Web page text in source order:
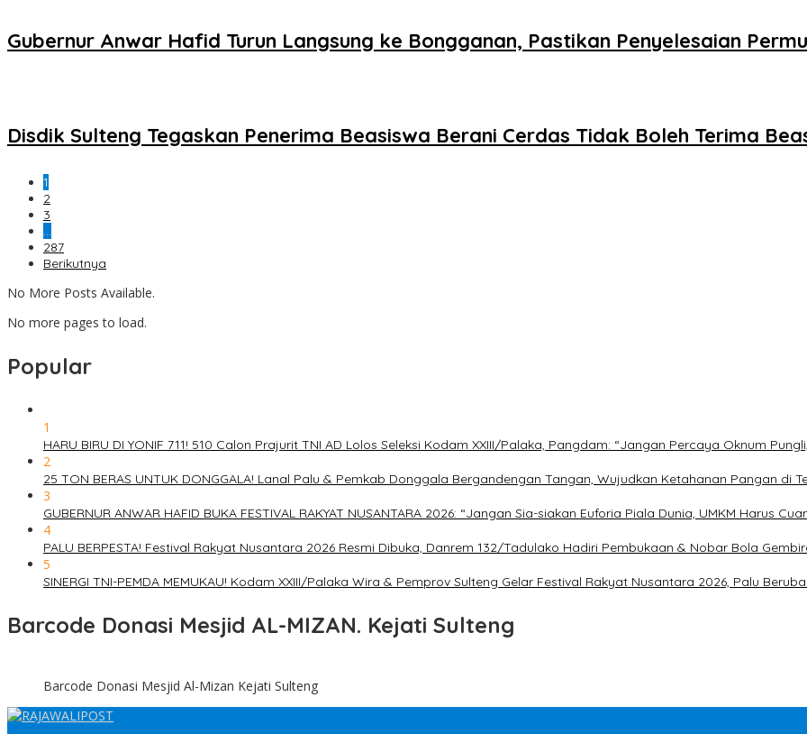
Gubernur Anwar Hafid Turun Langsung ke Bongganan, Pastikan Penyelesaian
Disdik Sulteng Tegaskan Penerima Beasiswa Berani Cerdas Tidak Boleh Terima
1
2
3
…
287
Berikutnya
No More Posts Available.
No more pages to load.
Popular
1
HARU BIRU DI YONIF 711! 510 Calon Prajurit TNI AD Lolos Seleksi Kodam XXIII/Palaka, Pangdam: “Jangan Percaya Oknum Pungli,
2
25 TON BERAS UNTUK DONGGALA! Lanal Palu & Pemkab Donggala Bergandengan Tangan, Wujudkan Ketahanan Pangan di
3
GUBERNUR ANWAR HAFID BUKA FESTIVAL RAKYAT NUSANTARA 2026: “Jangan Sia-siakan Euforia Piala Dunia, UMKM Harus
4
PALU BERPESTA! Festival Rakyat Nusantara 2026 Resmi Dibuka, Danrem 132/Tadulako Hadiri Pembukaan & Nobar Bola
5
SINERGI TNI-PEMDA MEMUKAU! Kodam XXIII/Palaka Wira & Pemprov Sulteng Gelar Festival Rakyat Nusantara 2026, Palu
Barcode Donasi Mesjid AL-MIZAN. Kejati Sulteng
Barcode Donasi Mesjid Al-Mizan Kejati Sulteng